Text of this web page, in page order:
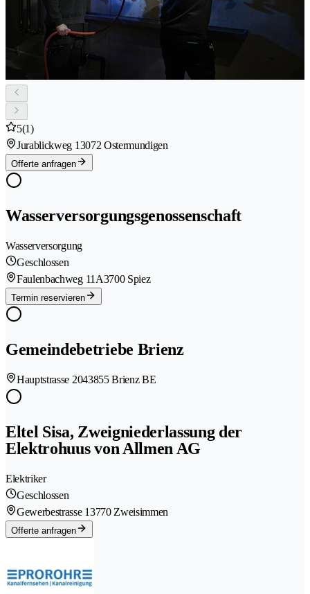
5(1)
Jurablickweg 13072 Ostermundigen
Offerte anfragen
Wasserversorgungsgenossenschaft
Wasserversorgung
Geschlossen
Faulenbachweg 11A3700 Spiez
Termin reservieren
Gemeindebetriebe Brienz
Hauptstrasse 2043855 Brienz BE
Eltel Sisa, Zweigniederlassung der
Elektrohuus von Allmen AG
Elektriker
Geschlossen
Gewerbestrasse 13770 Zweisimmen
Offerte anfragen